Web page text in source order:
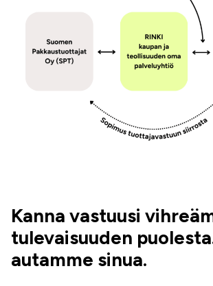
Kanna vastuusi
tulevaisuuden
autamme sinua.